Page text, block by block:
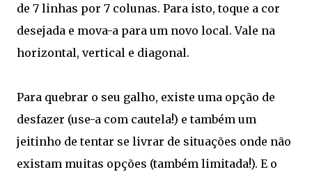
de 7 linhas por 7 colunas. Para isto, toque a cor
desejada e mova-a para um novo local. Vale na
horizontal, vertical e diagonal.
Para quebrar o seu galho, existe uma opção de
desfazer (use-a com cautela!) e também um
jeitinho de tentar se livrar de situações onde não
existam muitas opções (também limitada!). E o